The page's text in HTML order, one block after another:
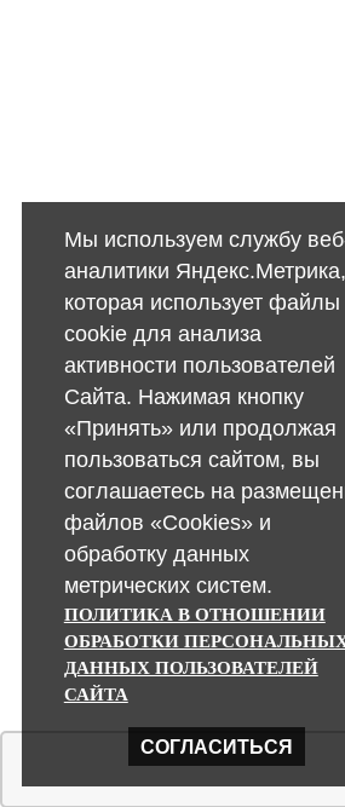
Мы используем службу
аналитики Яндекс.Метрика,
которая использует файлы
cookie для анализа
активности пользователей
Сайта. Нажимая кнопку
«Принять» или продолжая
пользоваться сайтом, вы
соглашаетесь на
файлов «Cookies» и
обработку данных
метрических систем.
ПОЛИТИКА В ОТНОШЕНИИ
ОБРАБОТКИ
ДАННЫХ ПОЛЬЗОВАТЕЛЕЙ
САЙТА
СОГЛАСИТЬСЯ